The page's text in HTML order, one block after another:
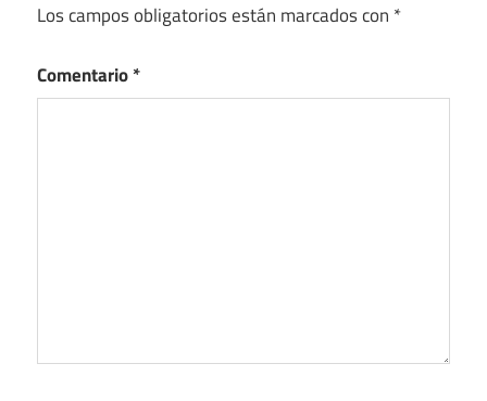
Los campos obligatorios están marcados con *
Comentario*